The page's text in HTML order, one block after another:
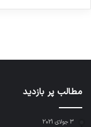
مطالب پر بازدید
3 جولای 2021